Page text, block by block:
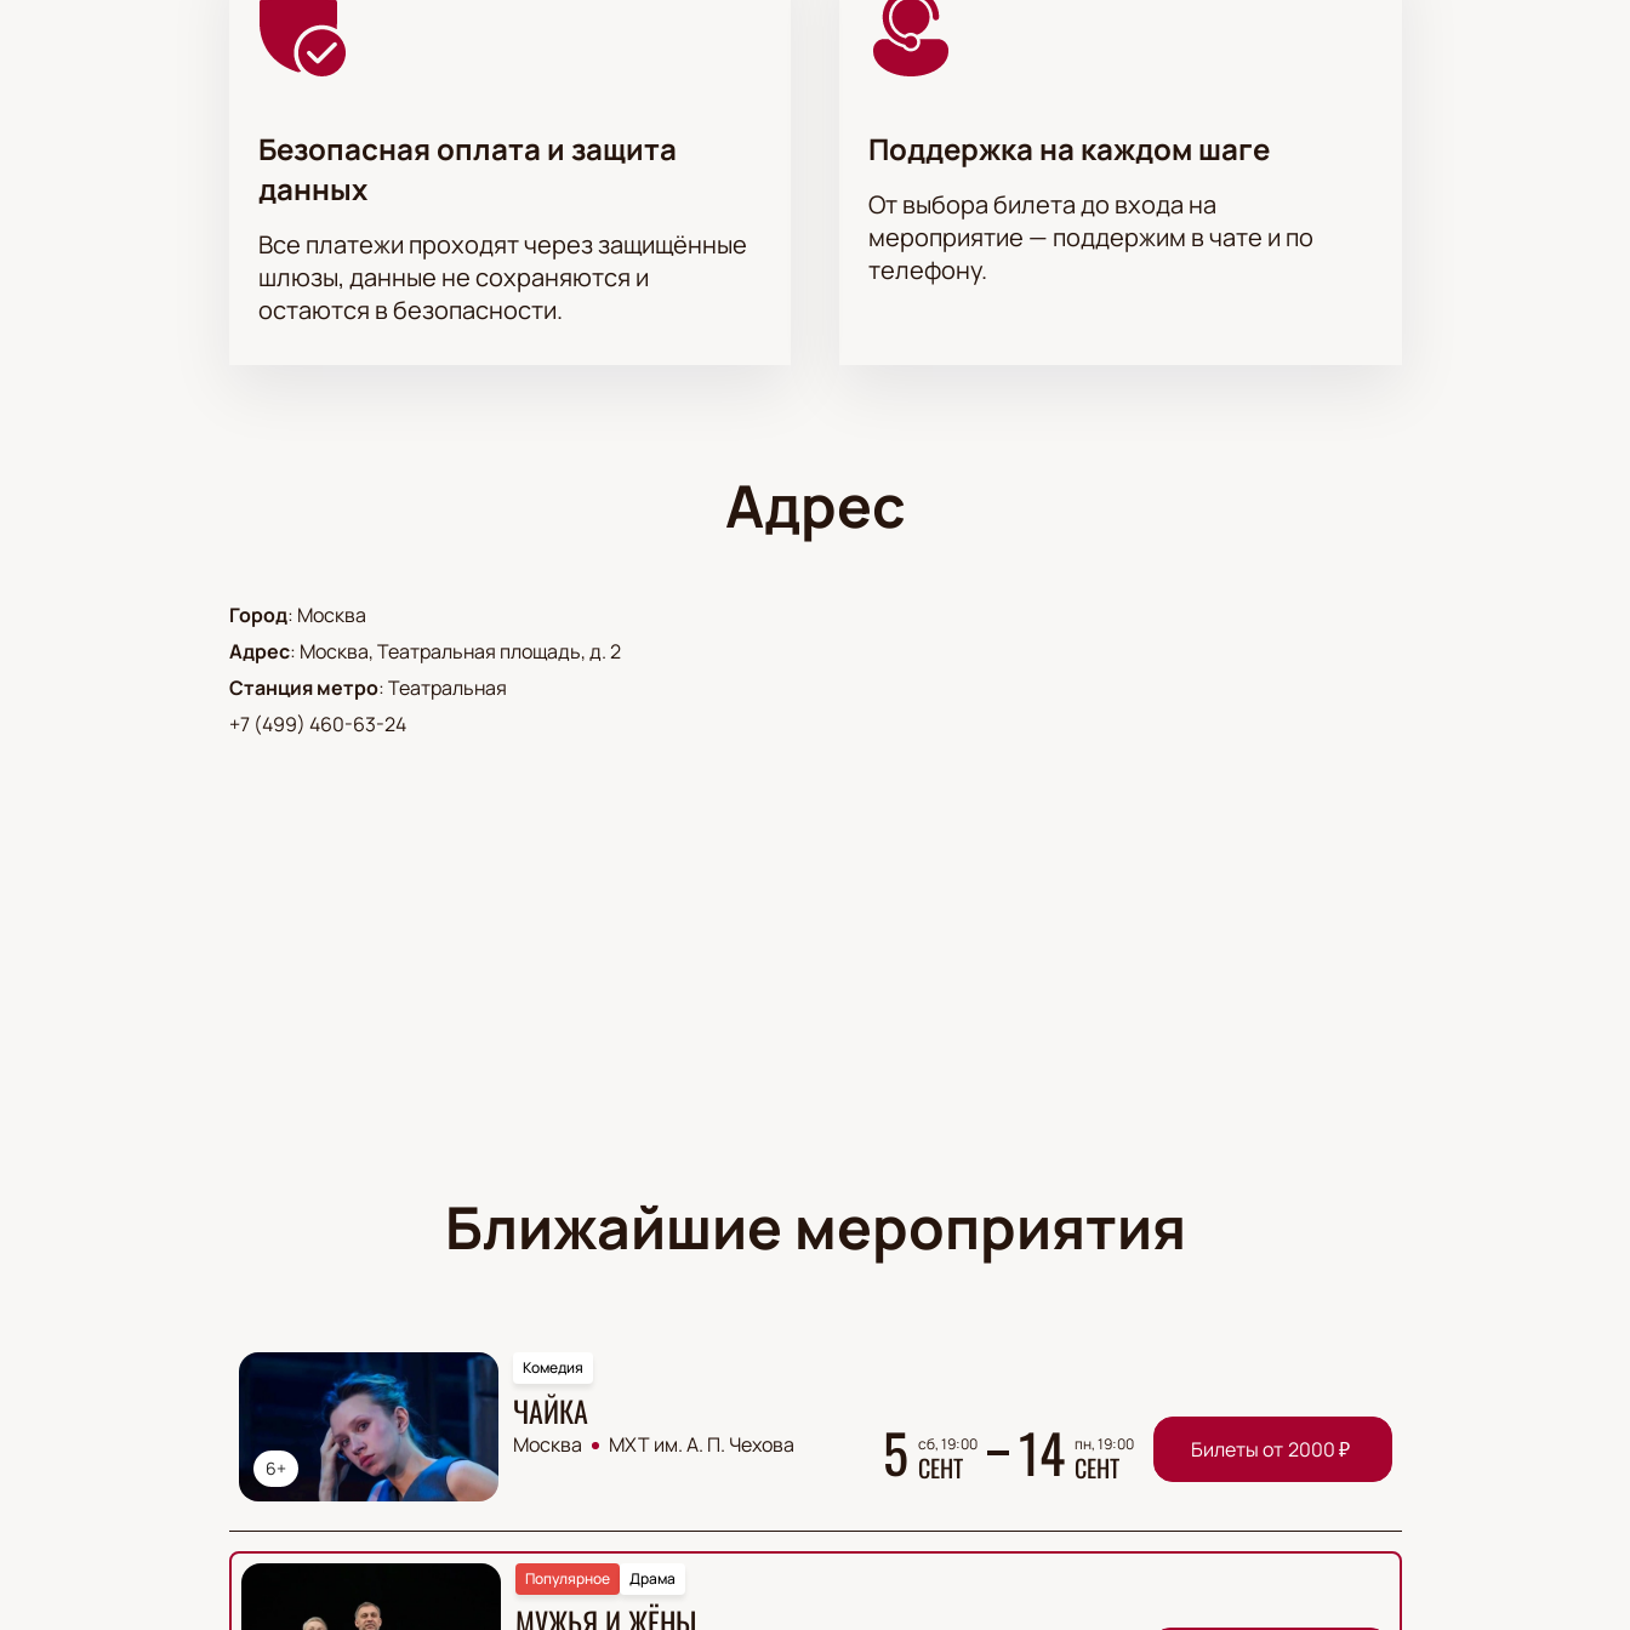
Безопасная оплата и защита
данных
Все платежи проходят через защищённые
шлюзы, данные не сохраняются и
остаются в безопасности.
Поддержка на каждом шаге
От выбора билета до входа на
мероприятие — поддержим в чате и по
телефону.
Адрес
Город: Москва
Адрес: Москва, Театральная площадь, д. 2
Станция метро:Театральная
+7 (499) 460-63-24
Ближайшие мероприятия
6+
Комедия
ЧАЙКА
Москва МХТ им. А. П. Чехова 5 сб, 19:00
СЕНТ 14 пн, 19:00
СЕНТ Билеты от 2000₽
Драма
Популярное
МУЖЬЯ И ЖЁНЫ